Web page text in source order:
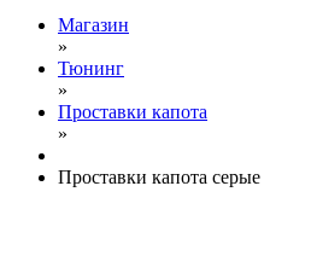
Магазин
»
Тюнинг
»
Проставки капота
»
Проставки капота серые